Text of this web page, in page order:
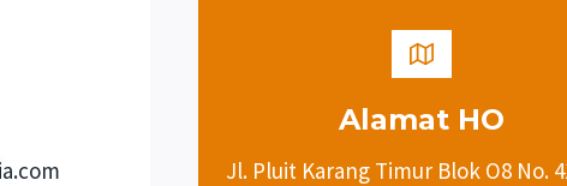
ia.com
Alamat HO
Jl. Pluit Karang Timur Blok O8 No.